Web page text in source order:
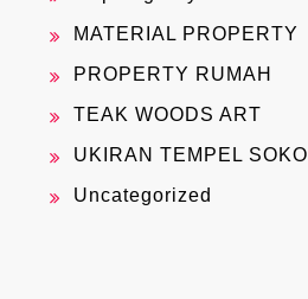
MATERIAL PROPERTY
PROPERTY RUMAH
TEAK WOODS ART
UKIRAN TEMPEL SOKO
Uncategorized